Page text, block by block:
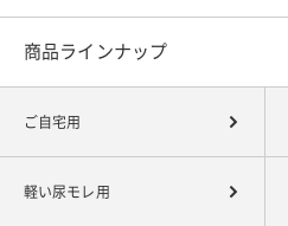
商品ラインナップ
ご自宅用
軽い尿モレ用